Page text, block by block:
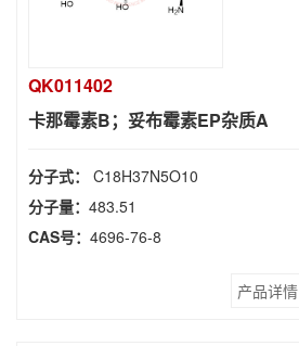
QK011402
卡那霉素B；妥布霉素EP杂质A
分子式： C18H37N5O10
分子量： 483.51
CAS号： 4696-76-8
产品详情